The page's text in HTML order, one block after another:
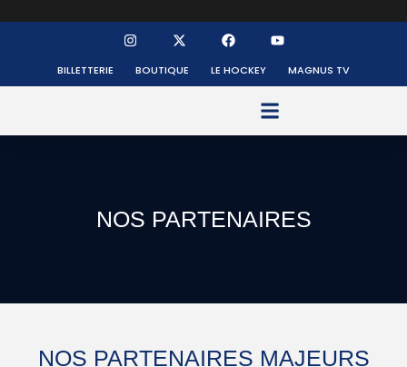
BILLETTERIE BOUTIQUE LE HOCKEY MAGNUS TV
NOS PARTENAIRES
NOS PARTENAIRES MAJEURS